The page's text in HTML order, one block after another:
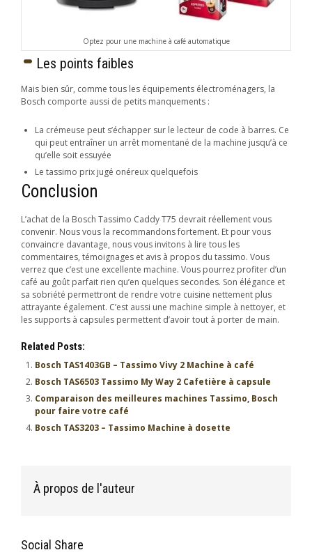
Optez pour une machine à café automatique
Les points faibles
Mais bien sûr, comme tous les équipements électroménagers, la
Bosch comporte aussi de petits manquements :
La crémeuse peut s’échapper sur le lecteur de code à barres. Ce
qui peut entraîner un arrêt momentané de la machine jusqu’à ce
qu’elle soit essuyée
Le tassimo prix jugé onéreux quelquefois
Conclusion
L’achat de la Bosch Tassimo Caddy T75 devrait réellement vous
convenir. Nous vous la recommandons fortement. Et pour vous
convaincre davantage, nous vous invitons à lire tous les
commentaires, témoignages et avis à propos du tassimo. Vous
verrez que c’est une excellente machine. Vous pourrez profiter d’un
café au goût parfait rien qu’en quelques secondes. Son élégance et
sa sobriété permettront de rendre votre cuisine nettement plus
attrayante également. C’est aussi une machine simple à nettoyer, et
les supports à capsules permettent d’avoir tout à porter de main.
Related Posts:
Bosch TAS1403GB – Tassimo Vivy 2 Machine à café
Bosch TAS6503 Tassimo My Way 2 Cafetière à capsule
Comparaison des meilleures machines Tassimo, Bosch
pour faire votre café
Bosch TAS3203 – Tassimo Machine à dosette
À propos de l'auteur
Social Share